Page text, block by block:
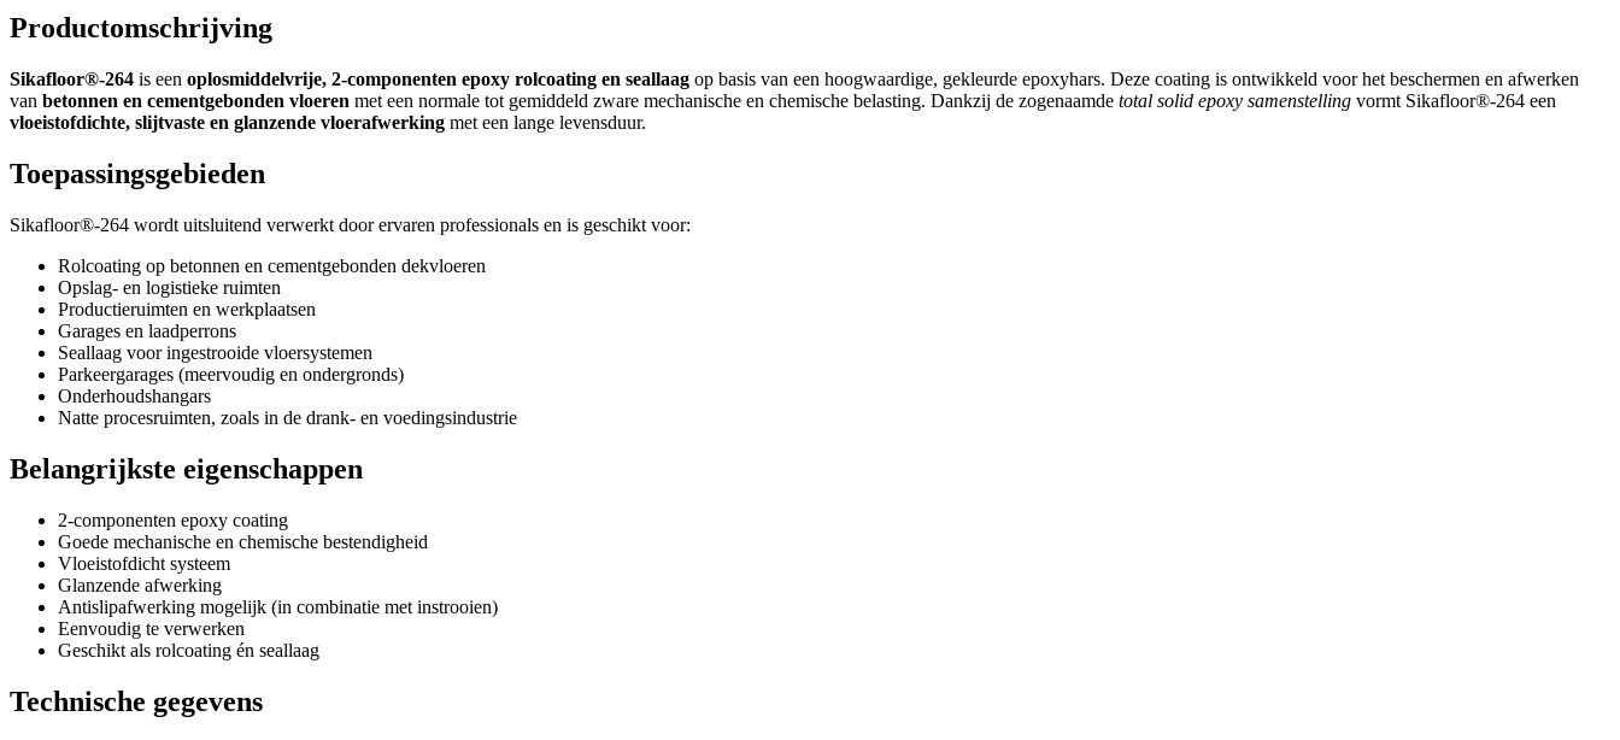
Productomschrijving
Sikafloor®-264 is een oplosmiddelvrije, 2-componenten epoxy rolcoating en seallaag op basis van een hoogwaardige, gekleurde epoxyhars. Deze coating is ontwikkeld voor het beschermen en afwerken
van betonnen en cementgebonden vloeren met een normale tot gemiddeld zware mechanische en chemische belasting. Dankzij de zogenaamde total solid epoxy samenstelling vormt Sikafloor®-264 een
vloeistofdichte, slijtvaste en glanzende vloerafwerking met een lange levensduur.
Toepassingsgebieden
Sikafloor®-264 wordt uitsluitend verwerkt door ervaren professionals en is geschikt voor:
Rolcoating op betonnen en cementgebonden dekvloeren
Opslag- en logistieke ruimten
Productieruimten en werkplaatsen
Garages en laadperrons
Seallaag voor ingestrooide vloersystemen
Parkeergarages (meervoudig en ondergronds)
Onderhoudshangars
Natte procesruimten, zoals in de drank- en voedingsindustrie
Belangrijkste eigenschappen
2-componenten epoxy coating
Goede mechanische en chemische bestendigheid
Vloeistofdicht systeem
Glanzende afwerking
Antislipafwerking mogelijk (in combinatie met instrooien)
Eenvoudig te verwerken
Geschikt als rolcoating én seallaag
Technische gegevens